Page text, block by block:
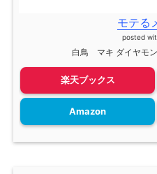
モテる
posted
白鳥 マキ ダイヤモ
楽天ブックス
Amazon